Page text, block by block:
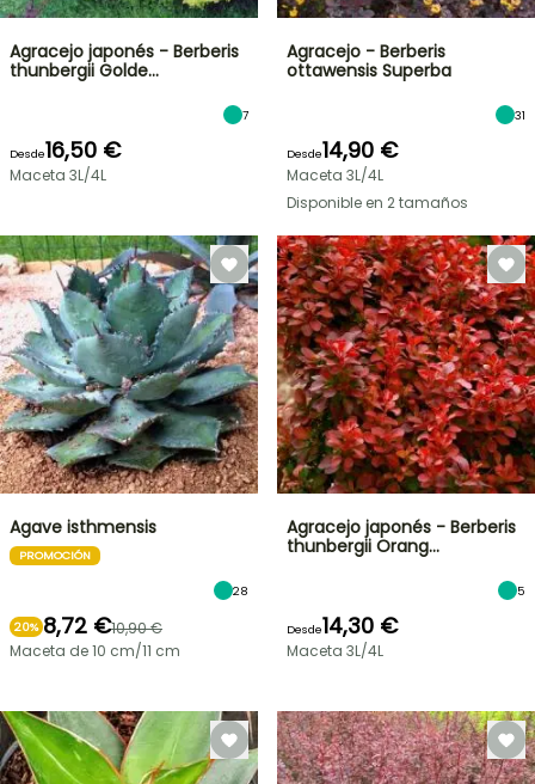
Agracejo japonés - Berberis
thunbergii Golde…
7
Desde16,50 €
Maceta 3L/4L
Agracejo - Berberis
ottawensis Superba
31
Desde14,90 €
Maceta 3L/4L
Disponible en 2 tamaños
Agave isthmensis
PROMOCIÓN
28
20% 8,72 €10,90 €
Maceta de 10 cm/11 cm
Agracejo japonés - Berberis
thunbergii Orang…
5
Desde14,30 €
Maceta 3L/4L